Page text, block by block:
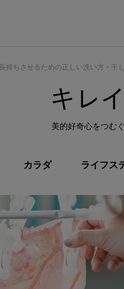
持ちさせるための正しい洗い方・干
美的好奇心をつむ
カラダ ライフス